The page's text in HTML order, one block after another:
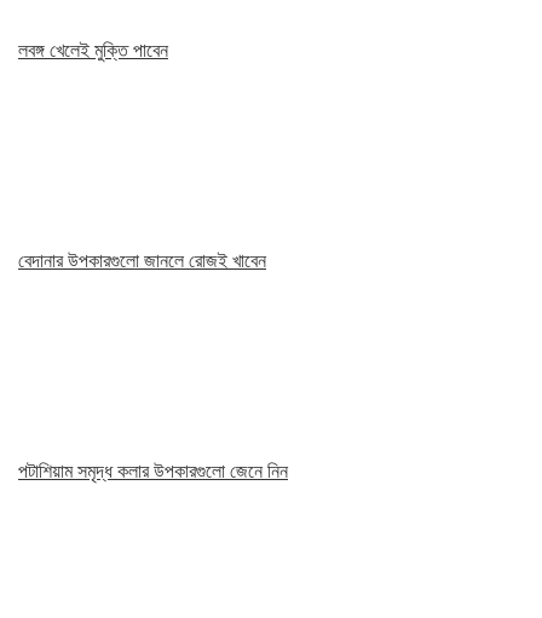
লবঙ্গ খেলেই মুক্তি পাবেন
বেদানার উপকারগুলো জানলে রোজই খাবেন
পটাশিয়াম সমৃদ্ধ কলার উপকারগুলো জেনে নিন